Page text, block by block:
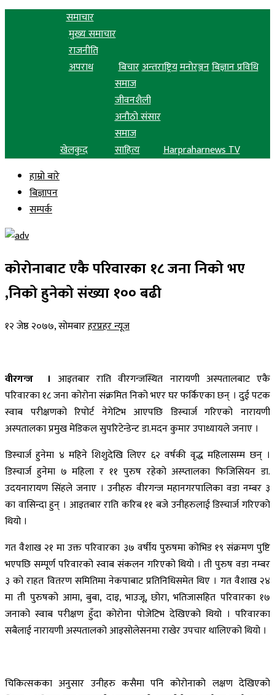
समाचार
मुख्य समाचार
राजनीति
अपराध
बिचारअन्तराष्ट्रियमनोरञ्जनबिज्ञान प्रविधि
खेलकुद
समाज
जीवनशैली
अनौठो संसार
समाज
साहित्य
Harpraharnews TV
हाम्रो बारे
बिज्ञापन
सम्पर्क
कोरोनाबाट एकै परिवारका १८ जना निको भए
,निको हुनेको संख्या १०० बढी
१२ जेष्ठ २०७७, सोमबारहरप्रहर न्यूज
वीरगन्ज । आइतबार राति वीरगन्जस्थित नारायणी अस्पतालबाट एकै
परिवारका १८ जना कोरोना संक्रमित निको भएर घर फर्किएका छन् । दुई पटक
स्वाब परीक्षणको रिपोर्ट नेगेटिभ आएपछि डिस्चार्ज गरिएको नारायणी
अस्पतालका प्रमुख मेडिकल सुपरिटेन्डेन्ट डा.मदन कुमार उपाध्यायले जनाए ।
डिस्चार्ज हुनेमा ४ महिने शिशुदेखि लिएर ६२ वर्षकी वृद्ध महिलासम्म छन् ।
डिस्चार्ज हुनेमा ७ महिला र ११ पुरुष रहेको अस्प्तालका फिजिसियन डा.
उदयनारायण सिंहले जनाए । उनीहरु वीरगन्ज महानगरपालिका वडा नम्बर ३
का वासिन्दा हुन् । आइतबार राति करिब ११ बजे उनीहरुलाई डिस्चार्ज गरिएको
थियो ।
गत वैशाख २१ मा उक्त परिवारका ३७ वर्षीय पुरुषमा कोभिड १९ संक्रमण पुष्टि
भएपछि सम्पूर्ण परिवारको स्वाब संकलन गरिएको थियो । ती पुरुष वडा नम्बर
३ को राहत वितरण समितिमा नेकपाबाट प्रतिनिधिसमेत थिए । गत वैशाख २४
मा ती पुरुषको आमा, बुबा, दाइ, भाउजू, छोरा, भतिजासहित परिवारका १७
जनाको स्वाब परीक्षण हुँदा कोरोना पोजेटिभ देखिएको थियो । परिवारका
सबैलाई नारायणी अस्पतालको आइसोलेसनमा राखेर उपचार थालिएको थियो ।
चिकित्सकका अनुसार उनीहरु कसैमा पनि कोरोनाको लक्षण देखिएको